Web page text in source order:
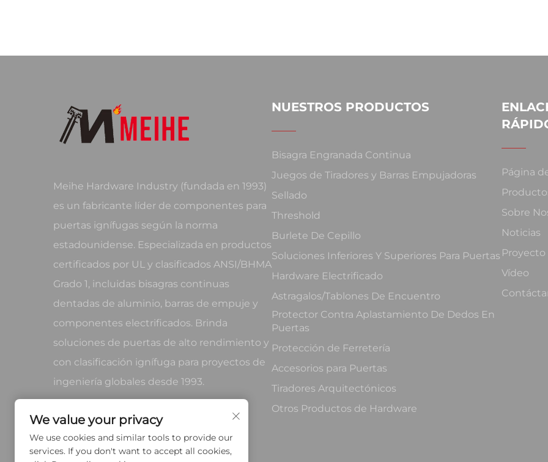
Meihe Hardware Industry (fundada en 1993)
es un fabricante líder de componentes para
puertas ignífugas según la norma
estadounidense. Especializada en productos
certificados por UL y clasificados ANSI/BHMA
Grado 1, incluidas bisagras continuas
dentadas de aluminio, barras de empuje y
componentes electrificados. Brinda
soluciones de puertas de alto rendimiento y
con clasificación ignífuga para proyectos de
ingeniería globales desde 1993.
NUESTROS PRODUCTOS
Bisagra Engranada Continua
Juegos de Tiradores y Barras Empujadoras
Sellado
Threshold
Burlete De Cepillo
Soluciones Inferiores Y Superiores Para Puertas
Hardware Electrificado
Astragalos/Tablones De Encuentro
Protector Contra Aplastamiento De Dedos En
Puertas
Protección de Ferretería
Accesorios para Puertas
Tiradores Arquitectónicos
Otros Productos de Hardware
Página
Sobre
Noticias
Proyecto
Vídeo
We value your privacy
We use cookies and similar tools to provide our
services. If you don't want to accept all cookies,